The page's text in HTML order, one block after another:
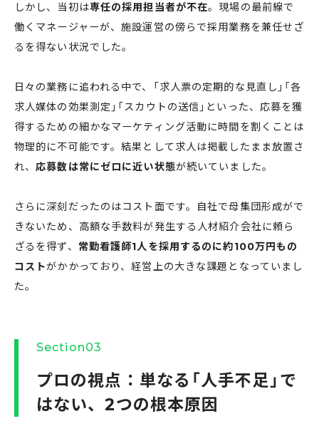
しかし、当初は専任の採用担当者が不在。現場の最前線で
働くマネージャーが、施設運営の傍らで採用業務を兼任せざ
るを得ない状況でした。
日々の業務に追われる中で、「求人票の定期的な見直し」「各
求人媒体の効果測定」「スカウトの送信」といった、応募を獲
得するための細かなマーケティング活動に時間を割くことは
物理的に不可能です。結果として求人は掲載したまま放置さ
れ、応募数は常にゼロに近い状態が続いていました。
さらに深刻だったのはコスト面です。自社で母集団形成がで
きないため、高額な手数料が発生する人材紹介会社に頼ら
ざるを得ず、 常勤看護師1人を採用するのに約100万円もの
コストがかかっており、経営上の大きな課題となっていまし
た。
Section03
プロの視点：単なる「人手不足」で
はない、2つの根本原因